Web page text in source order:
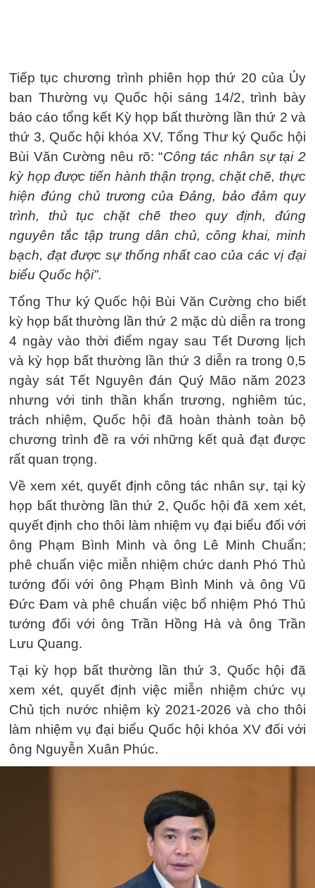
Tiếp tục chương trình phiên họp thứ 20 của Ủy
ban Thường vụ Quốc hội sáng 14/2, trình bày
báo cáo tổng kết Kỳ họp bất thường lần thứ 2 và
thứ 3, Quốc hội khóa XV, Tổng Thư ký Quốc hội
Bùi Văn Cường nêu rõ: “Công tác nhân sự tại 2
kỳ họp được tiến hành thận trọng, chặt chẽ, thực
hiện đúng chủ trương của Đảng, bảo đảm quy
trình, thủ tục chặt chẽ theo quy định, đúng
nguyên tắc tập trung dân chủ, công khai, minh
bạch, đạt được sự thống nhất cao của các vị đại
biểu Quốc hội”.
Tổng Thư ký Quốc hội Bùi Văn Cường cho biết
kỳ họp bất thường lần thứ 2 mặc dù diễn ra trong
4 ngày vào thời điểm ngay sau Tết Dương lịch
và kỳ họp bất thường lần thứ 3 diễn ra trong 0,5
ngày sát Tết Nguyên đán Quý Mão năm 2023
nhưng với tinh thần khẩn trương, nghiêm túc,
trách nhiệm, Quốc hội đã hoàn thành toàn bộ
chương trình đề ra với những kết quả đạt được
rất quan trọng.
Về xem xét, quyết định công tác nhân sự, tại kỳ
họp bất thường lần thứ 2, Quốc hội đã xem xét,
quyết định cho thôi làm nhiệm vụ đại biểu đối với
ông Phạm Bình Minh và ông Lê Minh Chuẩn;
phê chuẩn việc miễn nhiệm chức danh Phó Thủ
tướng đối với ông Phạm Bình Minh và ông Vũ
Đức Đam và phê chuẩn việc bổ nhiệm Phó Thủ
tướng đối với ông Trần Hồng Hà và ông Trần
Lưu Quang.
Tại kỳ họp bất thường lần thứ 3, Quốc hội đã
xem xét, quyết định việc miễn nhiệm chức vụ
Chủ tịch nước nhiệm kỳ 2021-2026 và cho thôi
làm nhiệm vụ đại biểu Quốc hội khóa XV đối với
ông Nguyễn Xuân Phúc.